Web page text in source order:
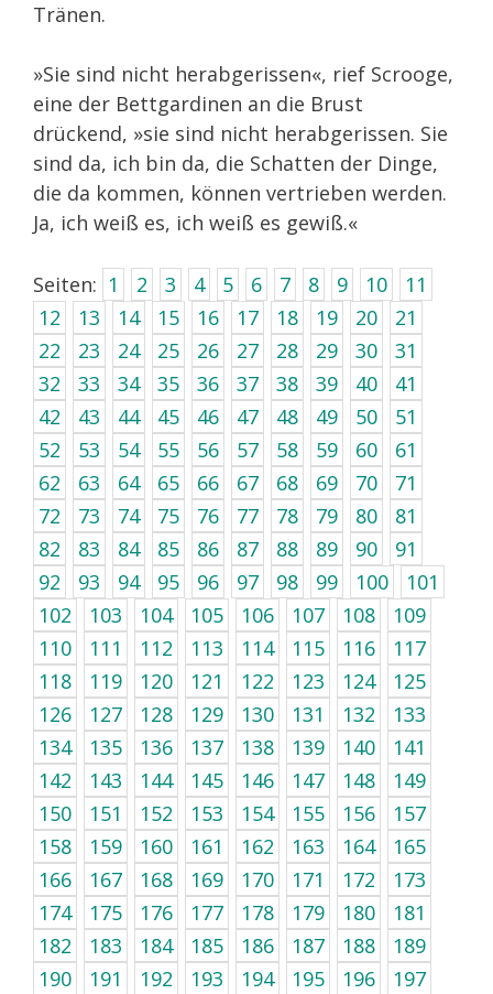
Tränen.
»Sie sind nicht herabgerissen«, rief Scrooge,
eine der Bettgardinen an die Brust
drückend, »sie sind nicht herabgerissen. Sie
sind da, ich bin da, die Schatten der Dinge,
die da kommen, können vertrieben werden.
Ja, ich weiß es, ich weiß es gewiß.«
Seiten: 1 2 3 4 5 6 7 8 9 10
11
12
13 14 15 16 17 18 19 20
21
22
23 24 25 26 27 28 29 30
31
32
33 34 35 36 37 38 39 40
41
42
43 44 45 46 47 48 49 50
51
52
53 54 55 56 57 58 59 60
61
62
63 64 65 66 67 68 69 70
71
72
73 74 75 76 77 78 79 80
81
82
83 84 85 86 87 88 89 90
91
92
93 94 95 96 97 98 99 100
101
102
103 104 105 106 107 108
109
110
111 112 113 114 115 116
117
118
119 120 121 122 123 124
125
126
127 128 129 130 131 132
133
134
135 136 137 138 139 140
141
142
143 144 145 146 147 148
149
150
151 152 153 154 155 156
157
158
159 160 161 162 163 164
165
166
167 168 169 170 171 172
173
174
175 176 177 178 179 180
181
182
183 184 185 186 187 188
189
190
191 192 193 194 195 196
197